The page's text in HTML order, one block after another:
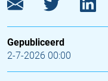
Gepubliceerd
2-7-2026 00:00